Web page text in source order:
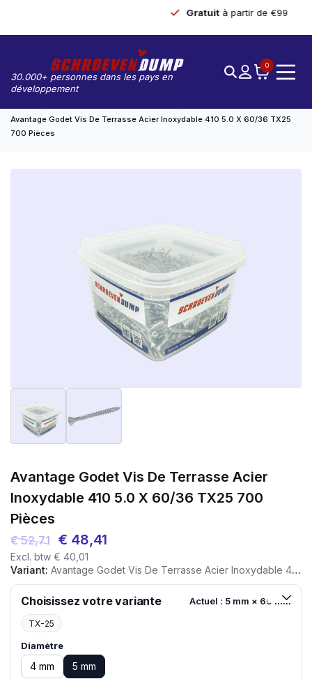
à partir de €99
30.000+ personnes dans les pays en
développement
0
Avantage Godet Vis De Terrasse Acier Inoxydable 410 5.0 X 60/36 TX25
700 Pièces
Avantage Godet Vis De Terrasse Acier
Inoxydable 410 5.0 X 60/36 TX25 700
Pièces
€52,71 Le
prix
initial
était :
€ 52,71.
€ 48,41
actuel
est :
Excl. btw € 40,01
Variant: Avantage Godet Vis De Terrasse Acier Inoxydable 410 5.0 X 60/36 TX25 700 Pièces
Choisissez votre variante Actuel : 5 mm × 60 mm
TX-25
Diamètre
4 mm 5 mm